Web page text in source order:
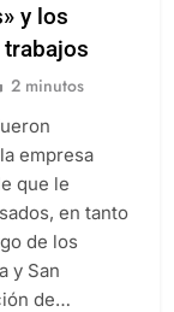
y los
2 minutos
empresa
que le
en tanto
de los
y San
de…